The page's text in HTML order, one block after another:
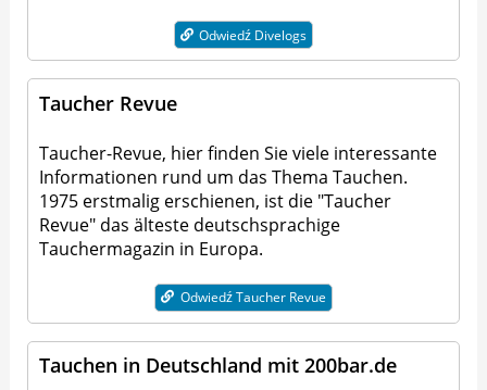
Odwiedź Divelogs
Taucher Revue
Taucher-Revue, hier finden Sie viele interessante
Informationen rund um das Thema Tauchen.
1975 erstmalig erschienen, ist die "Taucher
Revue" das älteste deutschsprachige
Tauchermagazin in Europa.
Odwiedź Taucher Revue
Tauchen in Deutschland mit 200bar.de